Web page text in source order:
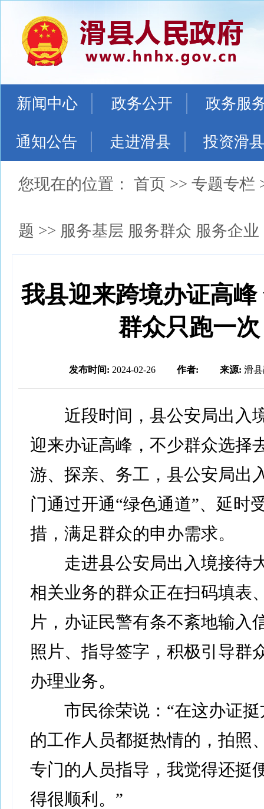
新闻中心 政务公开 政务服
通知公告 走进滑县 投资滑县
您现在的位置： 首页 >> 专题专栏
题 >> 服务基层 服务群众 服务企业
我县迎来跨境办证高峰
群众只跑一次
发布时间: 2024-02-26 作者: 来源: 滑
近段时间，县公安局出入
迎来办证高峰，不少群众选择
游、探亲、务工，县公安局出
门通过开通“绿色通道”、延时
措，满足群众的申办需求。
走进县公安局出入境接待
相关业务的群众正在扫码填表
片，办证民警有条不紊地输入
照片、指导签字，积极引导群
办理业务。
市民徐荣说：“在这办证挺
的工作人员都挺热情的，拍照
专门的人员指导，我觉得还挺
得很顺利。”